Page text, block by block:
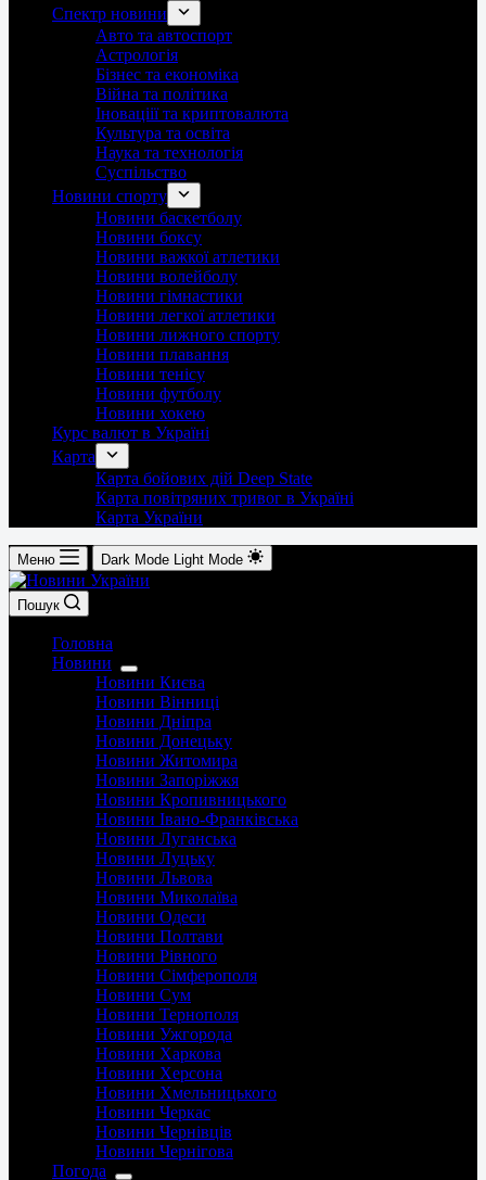
Спектр новини
Авто та автоспорт
Астрологія
Бізнес та економіка
Війна та політика
Іноваціії та криптовалюта
Культура та освіта
Наука та технологія
Суспільство
Новини спорту
Новини баскетболу
Новини боксу
Новини важкої атлетики
Новини волейболу
Новини гімнастики
Новини легкої атлетики
Новини лижного спорту
Новини плавання
Новини тенісу
Новини футболу
Новини хокею
Курс валют в Україні
Карта
Карта бойових дій Deep State
Карта повітряних тривог в Україні
Карта України
Меню Dark Mode Light Mode
Пошук
Головна
Новини
Новини Києва
Новини Вінниці
Новини Дніпра
Новини Донецьку
Новини Житомира
Новини Запоріжжя
Новини Кропивницького
Новини Івано-Франківська
Новини Луганська
Новини Луцьку
Новини Львова
Новини Миколаїва
Новини Одеси
Новини Полтави
Новини Рівного
Новини Сімферополя
Новини Сум
Новини Тернополя
Новини Ужгорода
Новини Харкова
Новини Херсона
Новини Хмельницького
Новини Черкас
Новини Чернівців
Новини Чернігова
Погода